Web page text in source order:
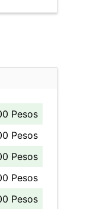
Pesos
Pesos
Pesos
Pesos
Pesos